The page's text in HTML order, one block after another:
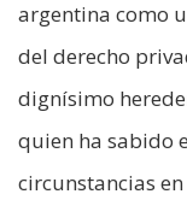
argentina como
del derecho
dignísimo
quien ha sabido
circunstancias